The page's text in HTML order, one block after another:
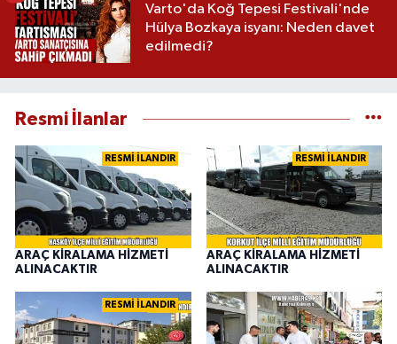
Varto'da Koğ Tepesi Festivali'nde
Hülya Bozkaya isyanı: Neden davet
edilmedi?
Resmi İlanlar
RESMİ İLANDIR
ARAÇ KİRALAMA HİZMETİ
ALINACAKTIR
RESMİ İLANDIR
ARAÇ KİRALAMA HİZMETİ
ALINACAKTIR
RESMİ İLANDIR